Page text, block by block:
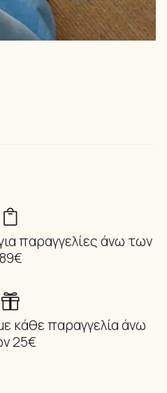
παραγγελίες άνω των
89€
κάθε παραγγελία άνω
25€